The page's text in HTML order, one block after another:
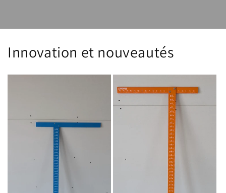
Innovation et nouveautés